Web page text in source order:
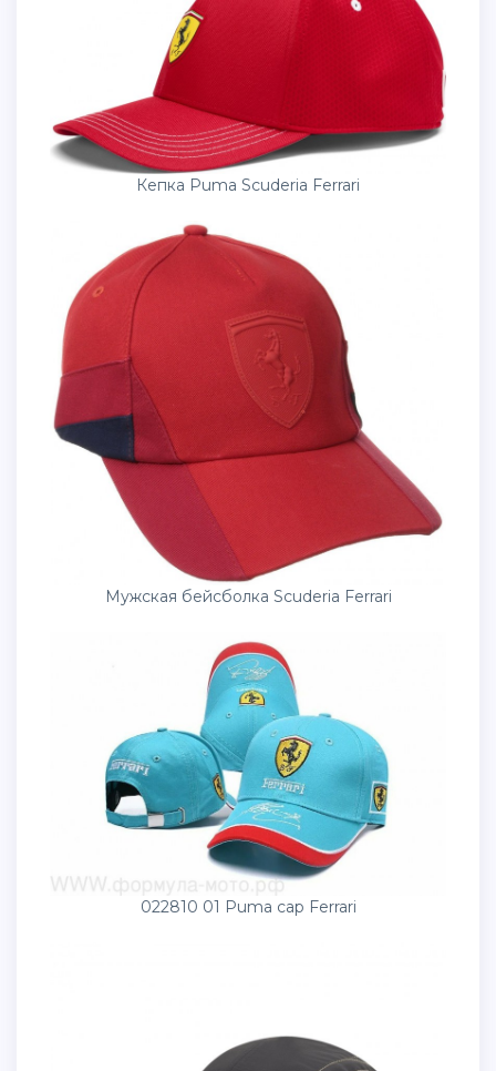
Кепка Puma Scuderia Ferrari
Мужская бейсболка Scuderia Ferrari
022810 01 Puma cap Ferrari